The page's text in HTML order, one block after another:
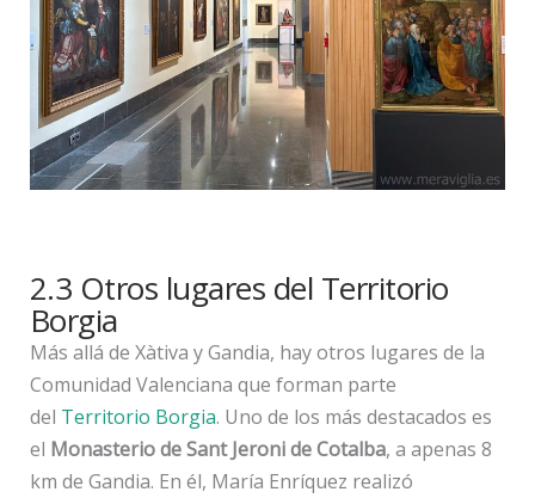
2.3 Otros lugares del Territorio
Borgia
Más allá de Xàtiva y Gandia, hay otros lugares de la
Comunidad Valenciana que forman parte
del Territorio Borgia. Uno de los más destacados es
el Monasterio de Sant Jeroni de Cotalba, a apenas 8
km de Gandia. En él, María Enríquez realizó